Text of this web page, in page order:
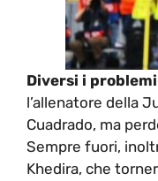
Diversi i
l’allenatore della
Cuadrado, ma
Sempre fuori,
Khedira, che